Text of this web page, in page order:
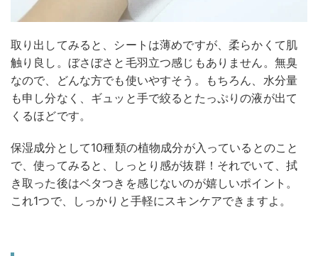
取り出してみると、シートは薄めですが、柔らかくて肌
触り良し。ぼさぼさと毛羽立つ感じもありません。無臭
なので、どんな方でも使いやすそう。もちろん、水分量
も申し分なく、ギュッと手で絞るとたっぷりの液が出て
くるほどです。
保湿成分として10種類の植物成分が入っているとのこと
で、使ってみると、しっとり感が抜群！それでいて、拭
き取った後はベタつきを感じないのが嬉しいポイント。
これ1つで、しっかりと手軽にスキンケアできますよ。